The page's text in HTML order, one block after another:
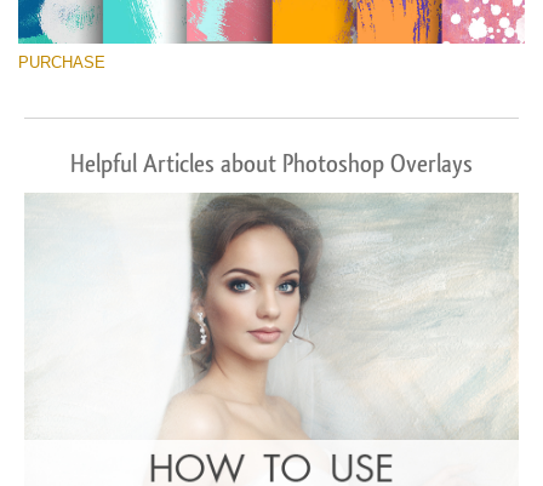
PURCHASE
Helpful Articles about Photoshop Overlays